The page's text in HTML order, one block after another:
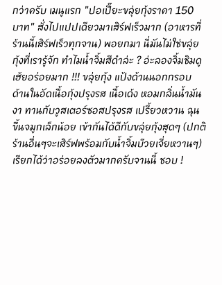
กว่าครับ เมนูแรก "ปอเปี๊ยะขลุ่ยกุ้งราคา 150
บาท" สั่งไปแปปเดียวมาเสิร์ฟเร็วมาก (อาหารที่
ร้านนี้เสิร์ฟเร็วทุกจาน) พอยกมา นี่มันไม่ใช่ขลุ่ย
กุ้งที่เรารู้จัก ทำไมน้ำจิ้มสีดำล่ะ ? อ่ะลองจิ้มชิมดู
เฮ้ยอร่อยมาก !!! ขลุ่ยกุ้ง แป้งด้านนอกกรอบ
ด้านในอัดเนื้อกุ้งปรุงรส เนื้อเด้ง หอมกลิ่นน้ำมัน
งา ทานกับวูสเตอร์ซอสปรุงรส เปรี้ยวหวาน ฉุน
ขึ้นจมูกเล็กน้อย เข้ากันได้ดีกับขลุ่ยกุ้งสุดๆ (ปกติ
ร้านอื่นๆจะเสิร์ฟพร้อมกับน้ำจิ้มบ๊วยเจี่ยหวานๆ)
เรียกได้ว่าอร่อยลงตัวมากครับจานนี้ ชอบ !